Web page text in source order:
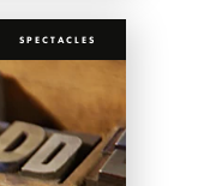
SPECTACLES